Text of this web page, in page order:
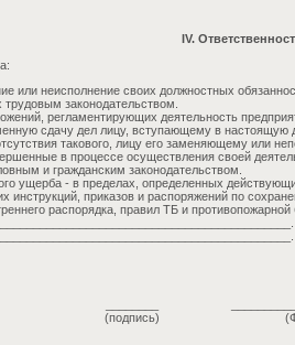
IV.
или неисполнение своих должностных
законодательством.
регламентирующих деятельность
сдачу дел лицу, вступающему в настоящую
такового, лицу его заменяющему или
в процессе осуществления своей
и гражданским законодательством.
ущерба - в пределах, определенных
инструкций, приказов и распоряжений по
распорядка, правил ТБ и противопожарной
(подпись)